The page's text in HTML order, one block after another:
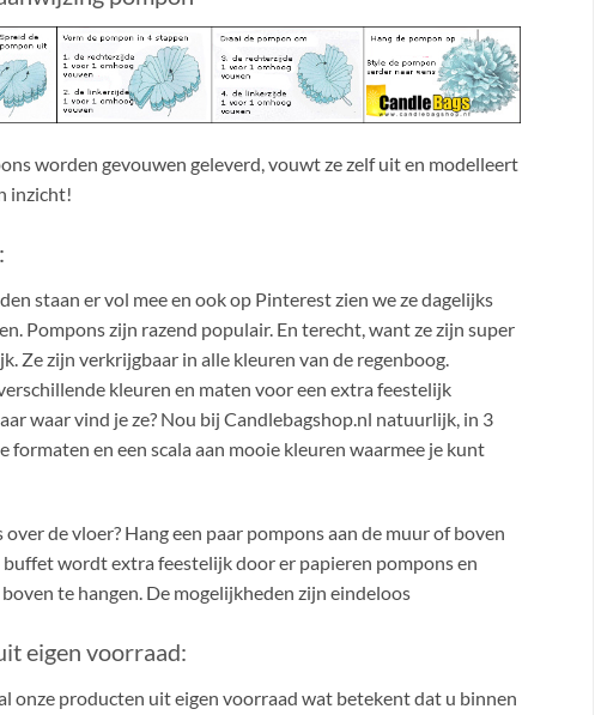
worden gevouwen geleverd, vouwt ze zelf uit en modelleert
inzicht!
staan er vol mee en ook op Pinterest zien we ze dagelijks
Pompons zijn razend populair. En terecht, want ze zijn super
Ze zijn verkrijgbaar in alle kleuren van de regenboog.
kleuren en maten voor een extra feestelijk
waar vind je ze? Nou bij Candlebagshop.nl natuurlijk, in 3
formaten en een scala aan mooie kleuren waarmee je kunt
over de vloer? Hang een paar pompons aan de muur of boven
buffet wordt extra feestelijk door er papieren pompons en
te hangen. De mogelijkheden zijn eindeloos
eigen voorraad:
onze producten uit eigen voorraad wat betekent dat u binnen